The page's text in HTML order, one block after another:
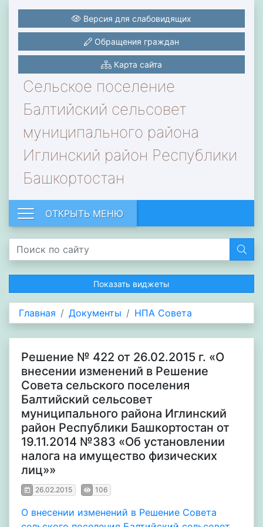
Сельское поселение
Балтийский сельсовет
муниципального района
Иглинский район Республики
Башкортостан
Версия для слабовидящих
Обращения граждан
Карта сайта
ОТКРЫТЬ МЕНЮ
Показать виджеты
Главная Документы НПА Совета
Решение № 422 от 26.02.2015 г. «О
внесении изменений в Решение
Совета сельского поселения
Балтийский сельсовет
муниципального района Иглинский
район Республики Башкортостан от
19.11.2014 №383 «Об установлении
налога на имущество физических
лиц»»
26.02.2015 106
О внесении изменений в Решение Совета